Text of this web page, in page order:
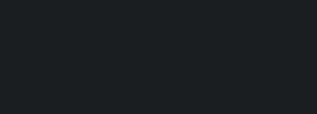
niño fue reconocido por sus
e7T?